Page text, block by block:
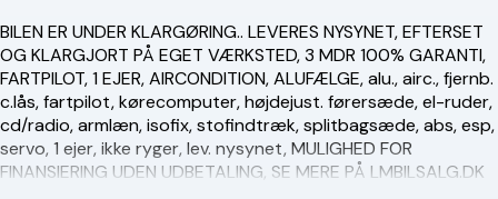
BILEN ER UNDER KLARGØRING.. LEVERES NYSYNET, EFTERSET
OG KLARGJORT PÅ EGET VÆRKSTED, 3 MDR 100% GARANTI,
FARTPILOT, 1 EJER, AIRCONDITION, ALUFÆLGE, alu., airc., fjernb.
c.lås, fartpilot, kørecomputer, højdejust. førersæde, el-ruder,
cd/radio, armlæn, isofix, stofindtræk, splitbagsæde, abs, esp,
servo, 1 ejer, ikke ryger, lev. nysynet, MULIGHED FOR
FINANSIERING UDEN UDBETALING, SE MERE PÅ LMBILSALG.DK